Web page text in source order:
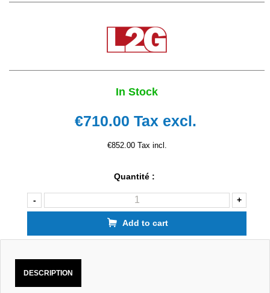
In Stock
€710.00Tax excl.
€852.00 Tax incl.
Quantité :
- +
Add to cart
DESCRIPTION